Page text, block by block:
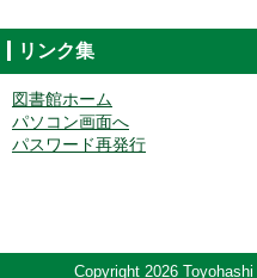
リンク集
図書館ホーム
パソコン画面へ
パスワード再発行
Copyright 2026